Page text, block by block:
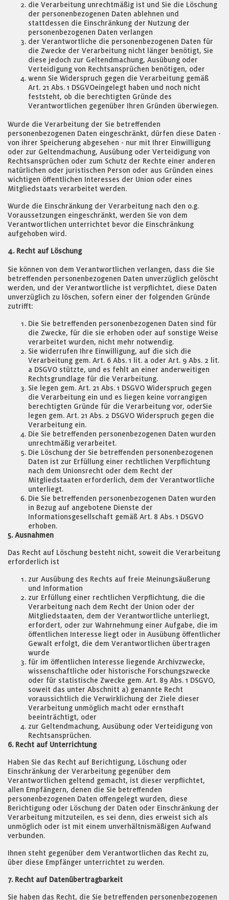
die Verarbeitung unrechtmäßig ist und Sie die Löschung
der personenbezogenen Daten ablehnen und
stattdessen die Einschränkung der Nutzung der
personenbezogenen Daten verlangen
der Verantwortliche die personenbezogenen Daten für
die Zwecke der Verarbeitung nicht länger benötigt, Sie
diese jedoch zur Geltendmachung, Ausübung oder
Verteidigung von Rechtsansprüchen benötigen, oder
wenn Sie Widerspruch gegen die Verarbeitung gemäß
Art. 21 Abs. 1 DSGVOeingelegt haben und noch nicht
feststeht, ob die berechtigten Gründe des
Verantwortlichen gegenüber Ihren Gründen überwiegen.
Wurde die Verarbeitung der Sie betreffenden
personenbezogenen Daten eingeschränkt, dürfen diese Daten -
von ihrer Speicherung abgesehen - nur mit Ihrer Einwilligung
oder zur Geltendmachung, Ausübung oder Verteidigung von
Rechtsansprüchen oder zum Schutz der Rechte einer anderen
natürlichen oder juristischen Person oder aus Gründen eines
wichtigen öffentlichen Interesses der Union oder eines
Mitgliedstaats verarbeitet werden.
Wurde die Einschränkung der Verarbeitung nach den o.g.
Voraussetzungen eingeschränkt, werden Sie von dem
Verantwortlichen unterrichtet bevor die Einschränkung
aufgehoben wird.
4. Recht auf Löschung
Sie können von dem Verantwortlichen verlangen, dass die Sie
betreffenden personenbezogenen Daten unverzüglich gelöscht
werden, und der Verantwortliche ist verpflichtet, diese Daten
unverzüglich zu löschen, sofern einer der folgenden Gründe
zutrifft:
Die Sie betreffenden personenbezogenen Daten sind für
die Zwecke, für die sie erhoben oder auf sonstige Weise
verarbeitet wurden, nicht mehr notwendig.
Sie widerrufen Ihre Einwilligung, auf die sich die
Verarbeitung gem. Art. 6 Abs. 1 lit. a oder Art. 9 Abs. 2 lit.
a DSGVO stützte, und es fehlt an einer anderweitigen
Rechtsgrundlage für die Verarbeitung.
Sie legen gem. Art. 21 Abs. 1 DSGVO Widerspruch gegen
die Verarbeitung ein und es liegen keine vorrangigen
berechtigten Gründe für die Verarbeitung vor, oderSie
legen gem. Art. 21 Abs. 2 DSGVO Widerspruch gegen die
Verarbeitung ein.
Die Sie betreffenden personenbezogenen Daten wurden
unrechtmäßig verarbeitet.
Die Löschung der Sie betreffenden personenbezogenen
Daten ist zur Erfüllung einer rechtlichen Verpflichtung
nach dem Unionsrecht oder dem Recht der
Mitgliedstaaten erforderlich, dem der Verantwortliche
unterliegt.
Die Sie betreffenden personenbezogenen Daten wurden
in Bezug auf angebotene Dienste der
Informationsgesellschaft gemäß Art. 8 Abs. 1 DSGVO
erhoben.
5. Ausnahmen
Das Recht auf Löschung besteht nicht, soweit die Verarbeitung
erforderlich ist
zur Ausübung des Rechts auf freie Meinungsäußerung
und Information
zur Erfüllung einer rechtlichen Verpflichtung, die die
Verarbeitung nach dem Recht der Union oder der
Mitgliedstaaten, dem der Verantwortliche unterliegt,
erfordert, oder zur Wahrnehmung einer Aufgabe, die im
öffentlichen Interesse liegt oder in Ausübung öffentlicher
Gewalt erfolgt, die dem Verantwortlichen übertragen
wurde
für im öffentlichen Interesse liegende Archivzwecke,
wissenschaftliche oder historische Forschungszwecke
oder für statistische Zwecke gem. Art. 89 Abs. 1 DSGVO,
soweit das unter Abschnitt a) genannte Recht
voraussichtlich die Verwirklichung der Ziele dieser
Verarbeitung unmöglich macht oder ernsthaft
beeinträchtigt, oder
zur Geltendmachung, Ausübung oder Verteidigung von
Rechtsansprüchen.
6. Recht auf Unterrichtung
Haben Sie das Recht auf Berichtigung, Löschung oder
Einschränkung der Verarbeitung gegenüber dem
Verantwortlichen geltend gemacht, ist dieser verpflichtet,
allen Empfängern, denen die Sie betreffenden
personenbezogenen Daten offengelegt wurden, diese
Berichtigung oder Löschung der Daten oder Einschränkung der
Verarbeitung mitzuteilen, es sei denn, dies erweist sich als
unmöglich oder ist mit einem unverhältnismäßigen Aufwand
verbunden.
Ihnen steht gegenüber dem Verantwortlichen das Recht zu,
über diese Empfänger unterrichtet zu werden.
7. Recht auf Datenübertragbarkeit
Sie haben das Recht, die Sie betreffenden personenbezogenen